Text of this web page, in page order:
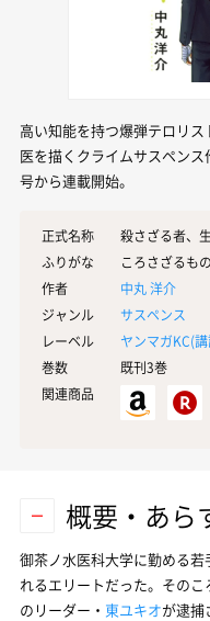
高い知能を持つ爆弾テロリ
医を描くクライムサスペン
号から連載開始。
正式名称
殺さざる者、
ふりがな
ころさざるも
作者
中丸 洋介
ジャンル
サスペンス
レーベル
ヤンマガKC(
巻数
既刊3巻
関連商品
概要・あら
御茶ノ水医科大学に勤める若
れるエリートだった。その
のリーダー・ 東ユキオが逮捕